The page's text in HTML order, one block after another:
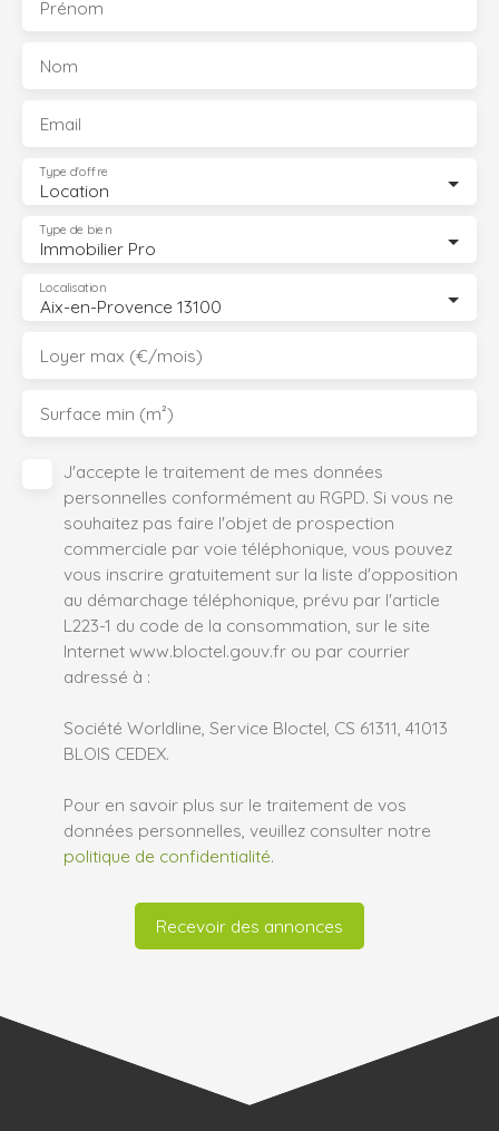
Prénom
Nom
Email
Location
Type d'offre
Immobilier Pro
Type de bien
Aix-en-Provence 13100
Localisation
Loyer max (€/mois)
Surface min (m²)
J'accepte le traitement de mes données
personnelles conformément au RGPD. Si vous ne
souhaitez pas faire l'objet de prospection
commerciale par voie téléphonique, vous pouvez
vous inscrire gratuitement sur la liste d'opposition
au démarchage téléphonique, prévu par l'article
L223-1 du code de la consommation, sur le site
Internet www.bloctel.gouv.fr ou par courrier
adressé à :
Société Worldline, Service Bloctel, CS 61311, 41013
BLOIS CEDEX.
Pour en savoir plus sur le traitement de vos
données personnelles, veuillez consulter notre
politique de confidentialité.
Recevoir des annonces